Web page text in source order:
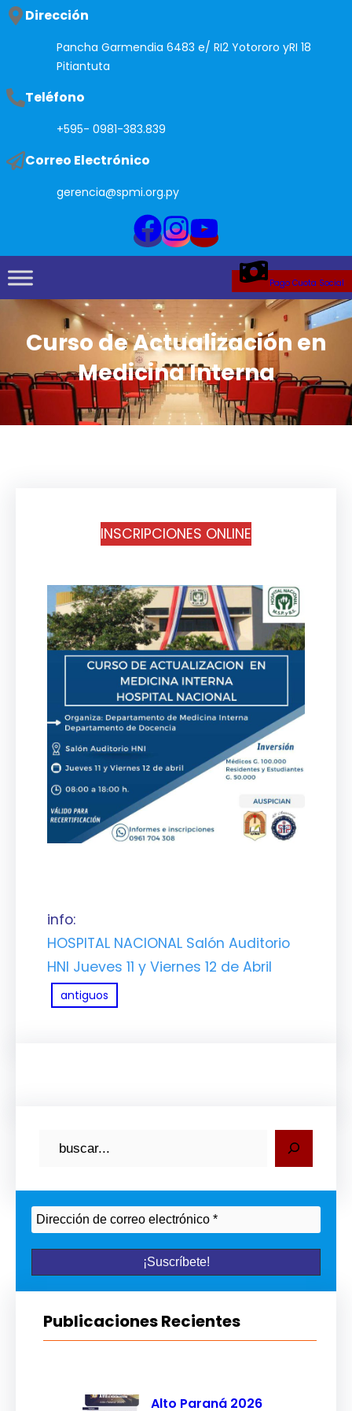
Saltar
contenido
Dirección
Pancha Garmendia 6483 e/ RI2 Yotororo yRI 18
Pitiantuta
Teléfono
+595- 0981-383.839
Correo Electrónico
gerencia@spmi.org.py
Pago Cuota Social
Curso de Actualización en
Medicina Interna
INSCRIPCIONES ONLINE
info:
HOSPITAL NACIONAL Salón Auditorio
HNI Jueves 11 y Viernes 12 de Abril
antiguos
s
c
a
Publicaciones Recientes
Alto Paraná 2026